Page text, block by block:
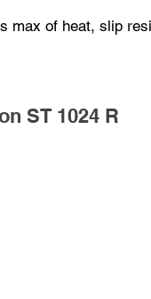
max of heat, slip
ST 1024 R